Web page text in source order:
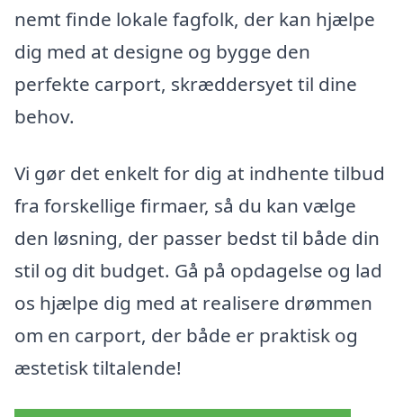
nemt finde lokale fagfolk, der kan hjælpe
dig med at designe og bygge den
perfekte carport, skræddersyet til dine
behov.
Vi gør det enkelt for dig at indhente tilbud
fra forskellige firmaer, så du kan vælge
den løsning, der passer bedst til både din
stil og dit budget. Gå på opdagelse og lad
os hjælpe dig med at realisere drømmen
om en carport, der både er praktisk og
æstetisk tiltalende!